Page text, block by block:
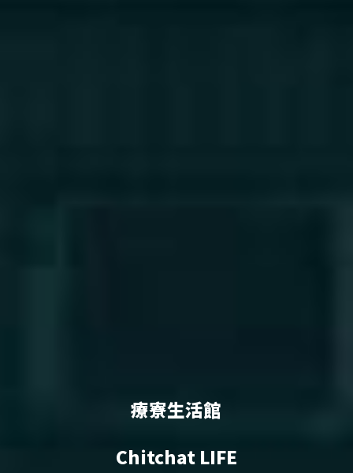
療寮生活館
Chitchat LIFE